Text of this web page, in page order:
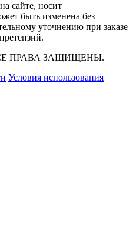
сайте, носит
быть изменена без
уточнению при заказе
ПРАВА ЗАЩИЩЕНЫ.
Условия использования